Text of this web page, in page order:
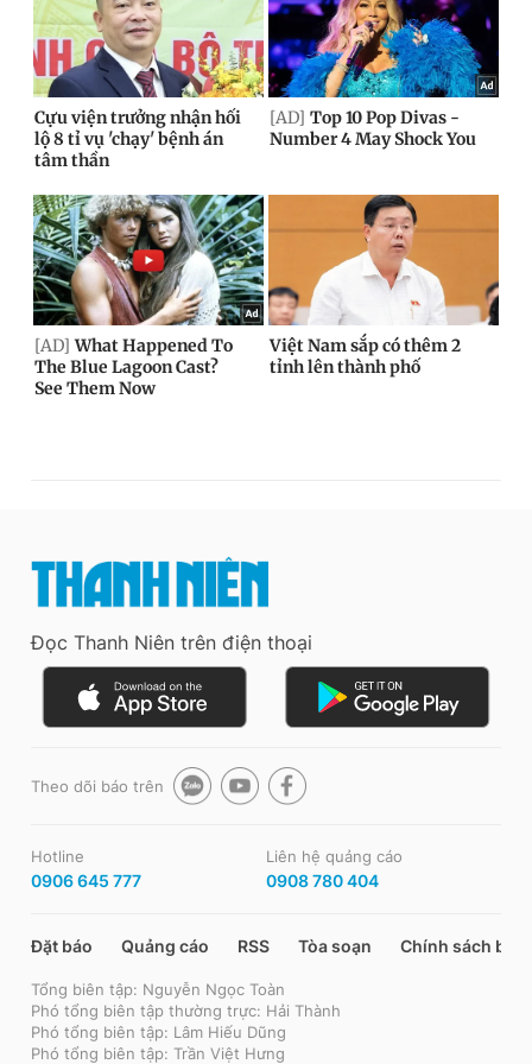
Đọc Thanh Niên trên điện thoại
Theo dõi báo trên
Hotline
0906 645 777
Liên hệ quảng cáo
0908 780 404
Đặt báo Quảng cáo RSS Tòa soạn Chính sách bảo
Tổng biên tập: Nguyễn Ngọc Toàn
Phó tổng biên tập thường trực: Hải Thành
Phó tổng biên tập: Lâm Hiếu Dũng
Phó tổng biên tập: Trần Việt Hưng